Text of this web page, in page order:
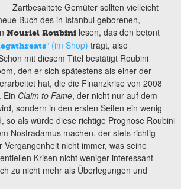
Zartbesaitete Gemüter sollten vielleicht
Buch des in Istanbul geborenen,
Nouriel Roubini lesen, das den betont
“ (im Shop) trägt, also
mit diesem Titel bestätigt Roubini
den er sich spätestens als einer der
hat, die die Finanzkrise von 2008
Ein Claim to Fame, der nicht nur auf dem
sondern in den ersten Seiten ein wenig
so als würde diese richtige Prognose Roubini
Nostradamus machen, der stets richtig
Vergangenheit nicht immer, was seine
Krisen nicht weniger interessant
zu nicht mehr als Überlegungen und